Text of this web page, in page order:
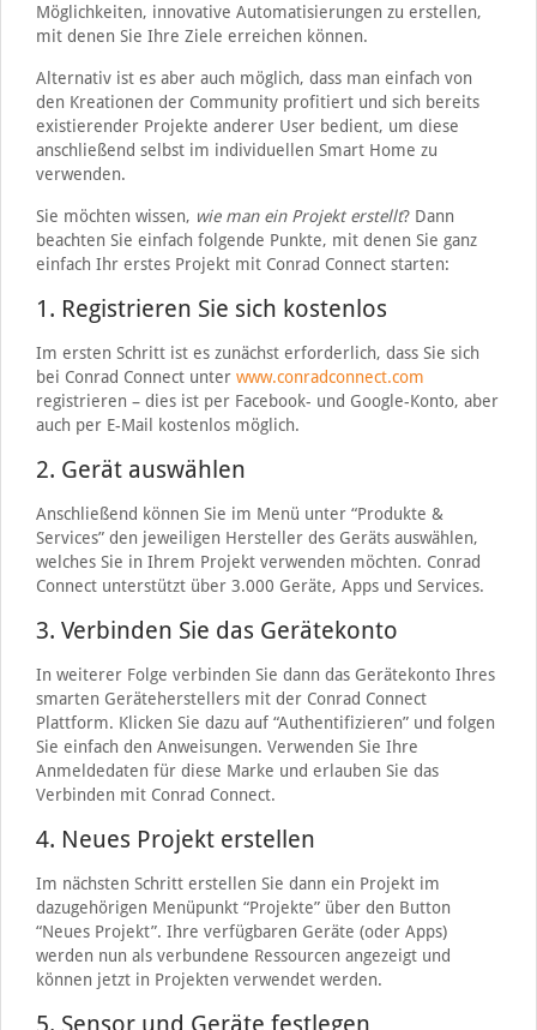
Möglichkeiten, innovative Automatisierungen zu erstellen,
mit denen Sie Ihre Ziele erreichen können.
Alternativ ist es aber auch möglich, dass man einfach von
den Kreationen der Community profitiert und sich bereits
existierender Projekte anderer User bedient, um diese
anschließend selbst im individuellen Smart Home zu
verwenden.
Sie möchten wissen, wie man ein Projekt erstellt? Dann
beachten Sie einfach folgende Punkte, mit denen Sie ganz
einfach Ihr erstes Projekt mit Conrad Connect starten:
1. Registrieren Sie sich kostenlos
Im ersten Schritt ist es zunächst erforderlich, dass Sie sich
bei Conrad Connect unter www.conradconnect.com
registrieren – dies ist per Facebook- und Google-Konto, aber
auch per E-Mail kostenlos möglich.
2. Gerät auswählen
Anschließend können Sie im Menü unter “Produkte &
Services” den jeweiligen Hersteller des Geräts auswählen,
welches Sie in Ihrem Projekt verwenden möchten. Conrad
Connect unterstützt über 3.000 Geräte, Apps und Services.
3. Verbinden Sie das Gerätekonto
In weiterer Folge verbinden Sie dann das Gerätekonto Ihres
smarten Geräteherstellers mit der Conrad Connect
Plattform. Klicken Sie dazu auf “Authentifizieren” und folgen
Sie einfach den Anweisungen. Verwenden Sie Ihre
Anmeldedaten für diese Marke und erlauben Sie das
Verbinden mit Conrad Connect.
4. Neues Projekt erstellen
Im nächsten Schritt erstellen Sie dann ein Projekt im
dazugehörigen Menüpunkt “Projekte” über den Button
“Neues Projekt”. Ihre verfügbaren Geräte (oder Apps)
werden nun als verbundene Ressourcen angezeigt und
können jetzt in Projekten verwendet werden.
5. Sensor und Geräte festlegen